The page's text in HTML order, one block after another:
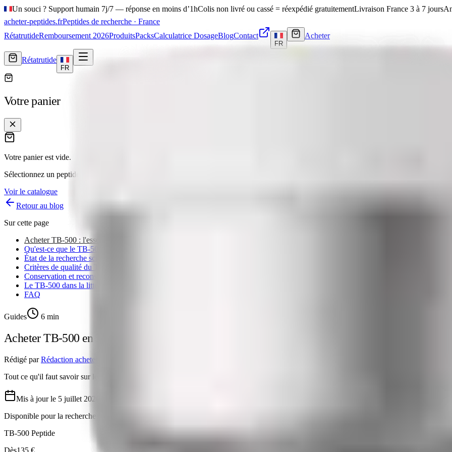
Un souci ? Support humain 7j/7 — réponse en moins d’1hColis non livré ou cassé = réexpédié gratuitementLivraison France 3 à 7 jours
acheter-peptides.frPeptides de recherche · France
RétatrutideRemboursement 2026ProduitsPacksCalculatrice DosageBlogContact
FR
Acheter
Rétatrutide
FR
Votre panier
Votre panier est vide.
Sélectionnez un peptide dans notre catalogue — livraison France
Voir le catalogue
Retour au blog
Sur cette page
Acheter TB-500 : l'essentiel avant de commencer
Qu'est-ce que le TB-500 et quel est son lien avec la thymosine beta-4 ?
État de la recherche scientifique sur le TB-500
Critères de qualité du TB-500
Conservation et reconstitution du TB-500
Le TB-500 dans la littérature scientifique
FAQ
Guides 6 min
Acheter TB-500 en France — Recherche sur la Réparation Tissulaire
Rédigé par Rédaction acheter-peptides.fr
Tout ce qu'il faut savoir sur le TB-500 : mécanisme d'action, recherche scientifique sur la thymosine beta-4, critères de qualité et
Mis à jour le 5 juillet 2026
Disponible pour la recherche
TB-500 Peptide
Dès135 €